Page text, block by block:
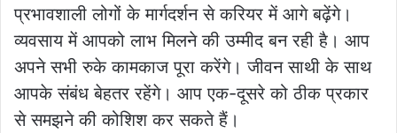
प्रभावशाली लोगों के मार्गदर्शन से करियर में आगे बढ़ेंगे।
व्यवसाय में आपको लाभ मिलने की उम्मीद बन रही है। आप
अपने सभी रुके कामकाज पूरा करेंगे। जीवन साथी के साथ
आपके संबंध बेहतर रहेंगे। आप एक-दूसरे को ठीक प्रकार
से समझने की कोशिश कर सकते हैं।